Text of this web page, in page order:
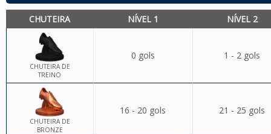
CHUTEIRA NÍVEL 1 NÍVEL 2
CHUTEIRA DE
TREINO
0 gols 1 - 2 gols
CHUTEIRA DE
BRONZE
16 - 20 gols 21 - 25 gols